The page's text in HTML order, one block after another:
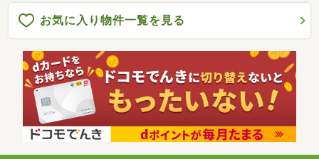
お気に入り物件一覧を見る